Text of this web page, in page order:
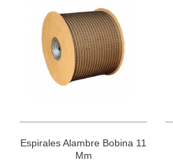
Espirales Alambre Bobina 11
Mm